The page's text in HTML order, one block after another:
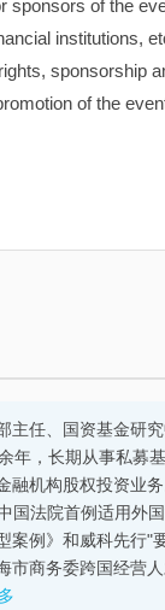
of the
institutions,
sponsorship
of the
主任、国资基金研
年，长期从事私募
融机构股权投资业
法院首例适用外
例》和威科先行"
市商务委跨国经营